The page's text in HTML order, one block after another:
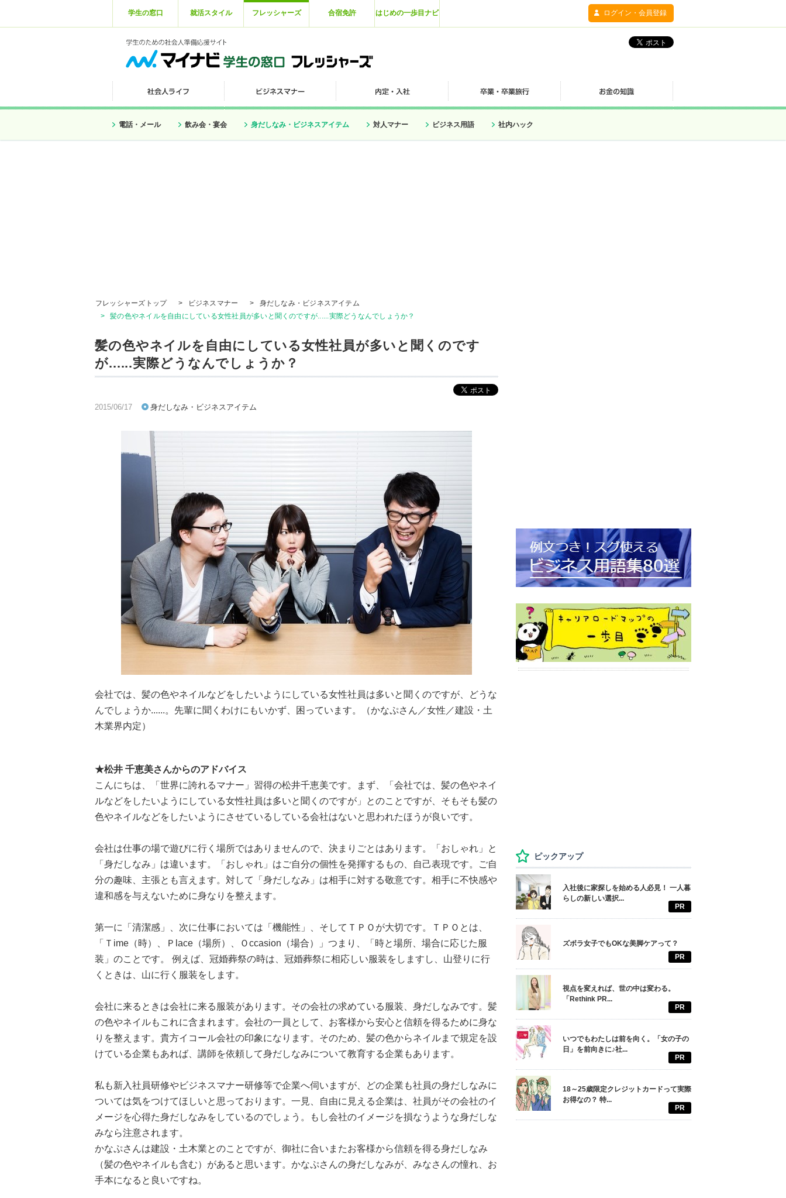
学生の窓口 就活スタイル フレッシャーズ 合宿免許 はじめの一歩目ナビ ログイン・会員登録
電話・メール 飲み会・宴会 身だしなみ・ビジネスアイテム 対人マナー ビジネス用語 社内ハック
フレッシャーズトップ > ビジネスマナー >
身だしなみ・ビジネスアイテム
>
髪の色やネイルを自由にしている女性社員が多いと聞くのですが......実際どうなんでしょうか？
髪の色やネイルを自由にしている女性社員が多いと聞くのです
が......実際どうなんでしょうか？
2015/06/17 身だしなみ・ビジネスアイテム
会社では、髪の色やネイルなどをしたいようにしている女性社員は多いと聞くのですが、どうな
んでしょうか......。先輩に聞くわけにもいかず、困っています。（かなぷさん／女性／建設・土
木業界内定）
★松井 千恵美さんからのアドバイス
こんにちは、「世界に誇れるマナー」習得の松井千恵美です。まず、「会社では、髪の色やネイ
ルなどをしたいようにしている女性社員は多いと聞くのですが」とのことですが、そもそも髪の
色やネイルなどをしたいようにさせているしている会社はないと思われたほうが良いです。
会社は仕事の場で遊びに行く場所ではありませんので、決まりごとはあります。「おしゃれ」と
「身だしなみ」は違います。「おしゃれ」はご自分の個性を発揮するもの、自己表現です。ご自
分の趣味、主張とも言えます。対して「身だしなみ」は相手に対する敬意です。相手に不快感や
違和感を与えないために身なりを整えます。
第一に「清潔感」、次に仕事においては「機能性」、そしてＴＰＯが大切です。ＴＰＯとは、
「Ｔime（時）、Ｐlace（場所）、Ｏccasion（場合）」つまり、「時と場所、場合に応じた服
装」のことです。 例えば、冠婚葬祭の時は、冠婚葬祭に相応しい服装をしますし、山登りに行
くときは、山に行く服装をします。
会社に来るときは会社に来る服装があります。その会社の求めている服装、身だしなみです。髪
の色やネイルもこれに含まれます。会社の一員として、お客様から安心と信頼を得るために身な
りを整えます。貴方イコール会社の印象になります。そのため、髪の色からネイルまで規定を設
けている企業もあれば、講師を依頼して身だしなみについて教育する企業もあります。
私も新入社員研修やビジネスマナー研修等で企業へ伺いますが、どの企業も社員の身だしなみに
ついては気をつけてほしいと思っております。一見、自由に見える企業は、社員がその会社のイ
メージを心得た身だしなみをしているのでしょう。もし会社のイメージを損なうような身だしな
みなら注意されます。
かなぷさんは建設・土木業とのことですが、御社に合いまたお客様から信頼を得る身だしなみ
（髪の色やネイルも含む）があると思います。かなぷさんの身だしなみが、みなさんの憧れ、お
手本になると良いですね。
ピックアップ
入社後に家探しを始める人必見！ 一人暮
らしの新しい選択...
PR
ズボラ女子でもOKな美脚ケアって？
PR
視点を変えれば、世の中は変わる。
「Rethink PR...
PR
いつでもわたしは前を向く。「女の子の
日」を前向きに♪社...
PR
18～25歳限定クレジットカードって実際
お得なの？ 特...
PR